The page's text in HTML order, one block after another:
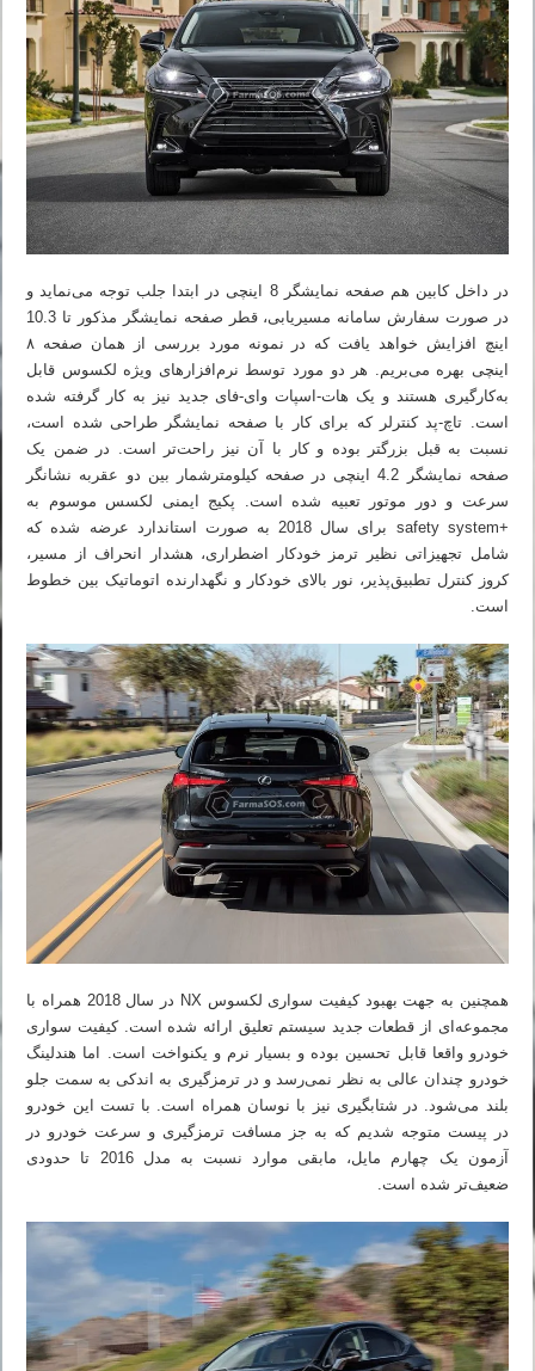
در داخل کابین هم صفحه نمایشگر 8 اینچی در ابتدا جلب توجه می‌نماید و
در صورت سفارش سامانه مسیریابی، قطر صفحه نمایشگر مذکور تا 10.3
اینچ افزایش خواهد یافت که در نمونه مورد بررسی از همان صفحه ۸
اینچی بهره می‌بریم. هر دو مورد توسط نرم‌افزارهای ویژه لکسوس قابل
به‌کارگیری هستند و یک هات-اسپات وای-فای جدید نیز به کار گرفته شده
است. تاچ-پد کنترلر که برای کار با صفحه نمایشگر طراحی شده است،
نسبت به قبل بزرگتر بوده و کار با آن نیز راحت‌تر است. در ضمن یک
صفحه نمایشگر 4.2 اینچی در صفحه کیلومترشمار بین دو عقربه نشانگر
سرعت و دور موتور تعبیه شده است. پکیج ایمنی لکسس موسوم به
+safety system برای سال 2018 به صورت استاندارد عرضه شده که
شامل تجهیزاتی نظیر ترمز خودکار اضطراری، هشدار انحراف از مسیر،
کروز کنترل تطبیق‌پذیر، نور بالای خودکار و نگهدارنده اتوماتیک بین خطوط
است.
همچنین به جهت بهبود کیفیت سواری لکسوس NX در سال 2018 همراه با
مجموعه‌ای از قطعات جدید سیستم تعلیق ارائه شده است. کیفیت سواری
خودرو واقعا قابل تحسین بوده و بسیار نرم و یکنواخت است. اما هندلینگ
خودرو چندان عالی به نظر نمی‌رسد و در ترمزگیری به اندکی به سمت جلو
بلند می‌شود. در شتابگیری نیز با نوسان همراه است. با تست این خودرو
در پیست متوجه شدیم که به جز مسافت ترمزگیری و سرعت خودرو در
آزمون یک چهارم مایل، مابقی موارد نسبت به مدل 2016 تا حدودی
ضعیف‌تر شده است.